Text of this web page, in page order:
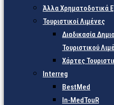
Άλλα Χρηματοδοτικά
Τουριστικοί Λιμένες
Διαδικασία
Τουριστικού
Χάρτες
Interreg
BestMed
In-MedTouR